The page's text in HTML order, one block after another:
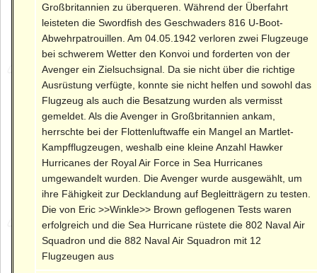
Großbritannien zu überqueren. Während der Überfahrt
leisteten die Swordfish des Geschwaders 816 U-Boot-
Abwehrpatrouillen. Am 04.05.1942 verloren zwei Flugzeuge
bei schwerem Wetter den Konvoi und forderten von der
Avenger ein Zielsuchsignal. Da sie nicht über die richtige
Ausrüstung verfügte, konnte sie nicht helfen und sowohl das
Flugzeug als auch die Besatzung wurden als vermisst
gemeldet. Als die Avenger in Großbritannien ankam,
herrschte bei der Flottenluftwaffe ein Mangel an Martlet-
Kampfflugzeugen, weshalb eine kleine Anzahl Hawker
Hurricanes der Royal Air Force in Sea Hurricanes
umgewandelt wurden. Die Avenger wurde ausgewählt, um
ihre Fähigkeit zur Decklandung auf Begleitträgern zu testen.
Die von Eric >>Winkle>> Brown geflogenen Tests waren
erfolgreich und die Sea Hurricane rüstete die 802 Naval Air
Squadron und die 882 Naval Air Squadron mit 12
Flugzeugen aus